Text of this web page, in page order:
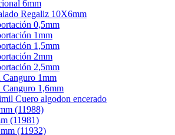
6mm
Regaliz 10X6mm
0,5mm
1mm
1,5mm
2mm
2,5mm
Canguro 1mm
Canguro 1,6mm
Cuero algodon encerado
(11988)
(11981)
(11932)